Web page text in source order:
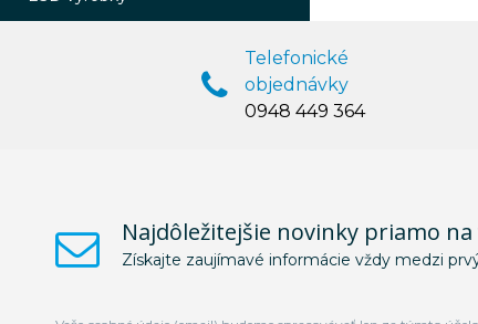
Telefonické
objednávky
0948 449 364
Najdôležitejšie novinky priamo na
Získajte zaujímavé informácie vždy medzi